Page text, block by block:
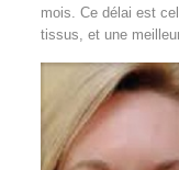
mois. Ce délai est
tissus, et une